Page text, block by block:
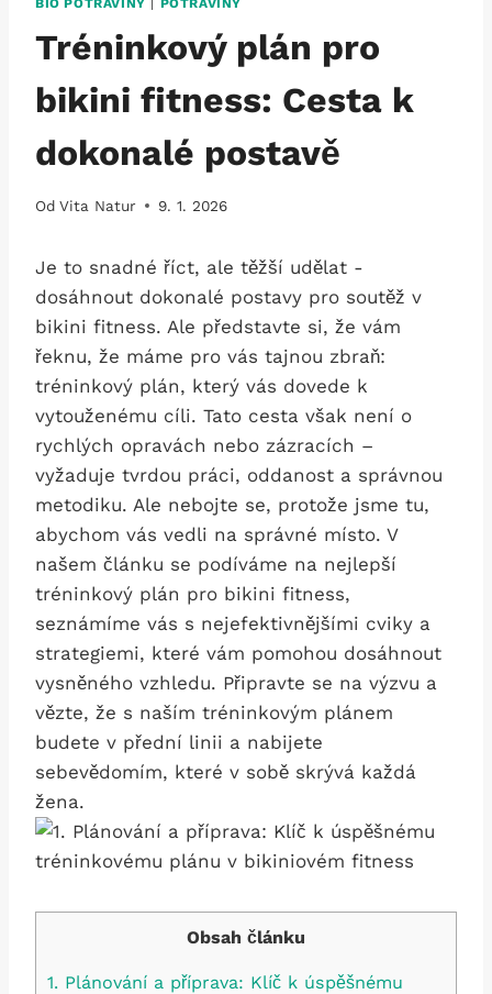
BIO POTRAVINY | POTRAVINY
Tréninkový plán pro
bikini fitness: Cesta k
dokonalé postavě
Od Vita Natur 9. 1. 2026
Je to snadné ⁣říct,⁣ ale těžší udělat ‌-
dosáhnout dokonalé postavy pro soutěž v
‌bikini​ fitness. Ale představte si, že ​vám
řeknu, že máme pro vás tajnou zbraň:
tréninkový plán,‌ který vás dovede k
vytouženému cíli. Tato‌ cesta však není o
rychlých opravách nebo zázracích –
vyžaduje tvrdou práci, oddanost a správnou
metodiku.​ Ale nebojte se, protože jsme tu,
abychom vás vedli na správné ⁤místo. V
našem článku⁣ se podíváme na nejlepší
tréninkový plán pro bikini fitness,
seznámíme vás s nejefektivnějšími cviky a
strategiemi, které⁤ vám pomohou⁤ dosáhnout
vysněného vzhledu.⁣ Připravte se na výzvu‍ a
vězte, že s naším tréninkovým plánem
budete v přední linii a nabijete
sebevědomím,⁤ které v sobě skrývá každá
žena.
Obsah článku
1. Plánování a příprava: Klíč ⁣k ⁣úspěšnému